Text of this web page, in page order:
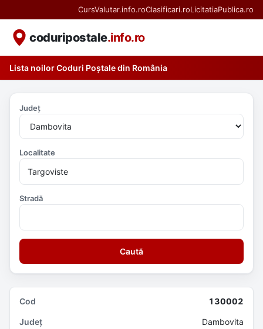
CursValutar.info.roClasificari.roLicitatiaPublica.ro
coduripostale.info.ro
Lista noilor Coduri Poștale din România
Județ
Localitate
Stradă
Caută
130002
Dambovita